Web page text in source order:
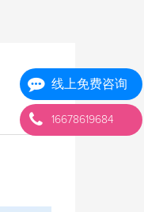
线上免费咨询
16678619684